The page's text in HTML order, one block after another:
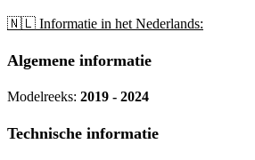
🇳🇱 Informatie in het Nederlands:
Algemene informatie
Modelreeks: 2019 - 2024
Technische informatie